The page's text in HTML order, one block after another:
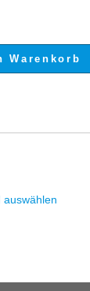
auswählen